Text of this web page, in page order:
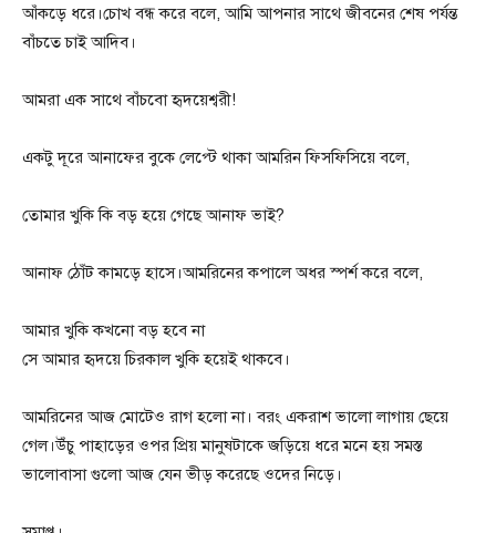
আঁকড়ে ধরে।চোখ বন্ধ করে বলে, আমি আপনার সাথে জীবনের শেষ পর্যন্ত
বাঁচতে চাই আদিব।
আমরা এক সাথে বাঁচবো হৃদয়েশ্বরী!
একটু দূরে আনাফের বুকে লেপ্টে থাকা আমরিন ফিসফিসিয়ে বলে,
তোমার খুকি কি বড় হয়ে গেছে আনাফ ভাই?
আনাফ ঠোঁট কামড়ে হাসে।আমরিনের কপালে অধর স্পর্শ করে বলে,
আমার খুকি কখনো বড় হবে না
সে আমার হৃদয়ে চিরকাল খুকি হয়েই থাকবে।
আমরিনের আজ মোটেও রাগ হলো না। বরং একরাশ ভালো লাগায় ছেয়ে
গেল।উঁচু পাহাড়ের ওপর প্রিয় মানুষটাকে জড়িয়ে ধরে মনে হয় সমস্ত
ভালোবাসা গুলো আজ যেন ভীড় করেছে ওদের নিড়ে।